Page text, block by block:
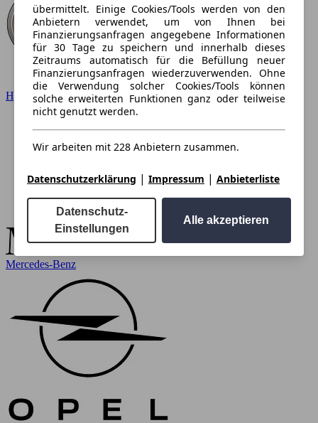
Hyundai
Mercedes-Benz
übermittelt. Einige Cookies/Tools werden von den
Anbietern verwendet, um von Ihnen bei
Finanzierungsanfragen angegebene Informationen
für 30 Tage zu speichern und innerhalb dieses
Zeitraums automatisch für die Befüllung neuer
Finanzierungsanfragen wiederzuverwenden. Ohne
die Verwendung solcher Cookies/Tools können
solche erweiterten Funktionen ganz oder teilweise
nicht genutzt werden.
Wir arbeiten mit 228 Anbietern zusammen.
Datenschutzerklärung | Impressum | Anbieterliste
Datenschutz-
Einstellungen
Alle akzeptieren